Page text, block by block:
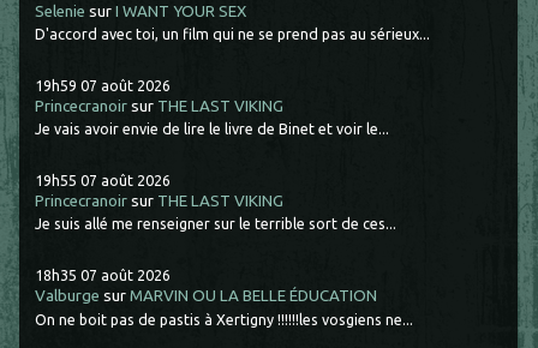
Selenie surI WANT YOUR SEX
D'accord avec toi, un film qui ne se prend pas au sérieux...
19h59 07 août 2026
Princecranoir sur THE LAST VIKING
Je vais avoir envie de lire le livre de Binet et voir le...
19h55 07 août 2026
Princecranoir sur THE LAST VIKING
Je suis allé me renseigner sur le terrible sort de ces...
18h35 07 août 2026
Valburge surMARVIN OU LA BELLE ÉDUCATION
On ne boit pas de pastis à Xertigny !!!!!!les vosgiens ne...